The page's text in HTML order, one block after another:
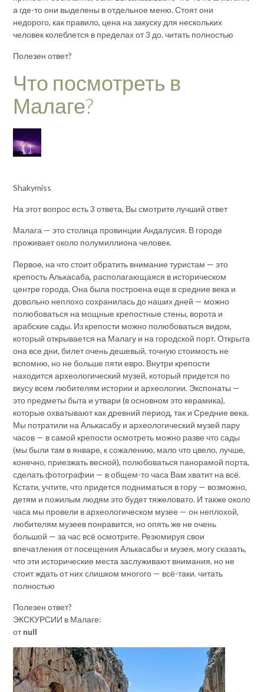
а где-то они выделены в отдельное меню. Стоят они
недорого, как правило, цена на закуску для нескольких
человек колеблется в пределах от 3 до. читать полностью
Полезен ответ?
Что посмотреть в
Малаге?
Shakymiss
На этот вопрос есть 3 ответа, Вы смотрите лучший ответ
Малага — это столица провинции Андалусия. В городе
проживает около полумиллиона человек.
Первое, на что стоит обратить внимание туристам — это
крепость Алькасаба, располагающаяся в историческом
центре города. Она была построена еще в средние века и
довольно неплохо сохранилась до наших дней — можно
полюбоваться на мощные крепостные стены, ворота и
арабские сады. Из крепости можно полюбоваться видом,
который открывается на Малагу и на городской порт. Открыта
она все дни, билет очень дешевый, точную стоимость не
вспомню, но не больше пяти евро. Внутри крепости
находится археологический музей, который придется по
вкусу всем любителям истории и археологии. Экспонаты —
это предметы быта и утвари (в основном это керамика),
которые охватывают как древний период, так и Средние века.
Мы потратили на Алькасабу и археологический музей пару
часов — в самой крепости осмотреть можно разве что сады
(мы были там в январе, к сожалению, мало что цвело, лучше,
конечно, приезжать весной), полюбоваться панорамой порта,
сделать фотографии — в общем-то часа Вам хватит на всё.
Кстати, учтите, что придется подниматься в гору — возможно,
детям и пожилым людям это будет тяжеловато. И также около
часа мы провели в археологическом музее — он неплохой,
любителям музеев понравится, но опять же не очень
большой — за час всё осмотрите. Резюмируя свои
впечатления от посещения Алькасабы и музея, могу сказать,
что эти исторические места заслуживают внимания, но не
стоит ждать от них слишком многого — всё-таки. читать
полностью
Полезен ответ?
ЭКСКУРСИИ в Малаге:
отnull